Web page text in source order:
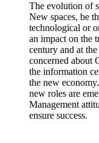
The evolution of
New spaces, be
technological or
an impact on the
century and at
concerned about
the information
the new
new roles are
Management
ensure success.